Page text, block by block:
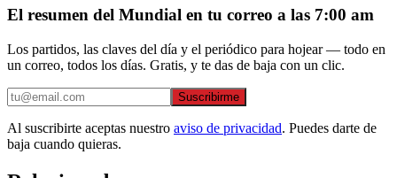
El resumen del Mundial en tu correo a las 7:00 am
Los partidos, las claves del día y el periódico para hojear — todo en
un correo, todos los días. Gratis, y te das de baja con un clic.
Suscribirme
Al suscribirte aceptas nuestro aviso de privacidad. Puedes darte de
baja cuando quieras.